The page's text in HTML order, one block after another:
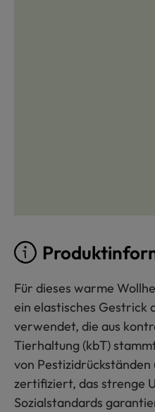
Für dieses warme
ein elastisches Gestrick
verwendet, die aus
Tierhaltung (kbT)
von Pestizidrückständen
zertifiziert, das strenge
Sozialstandards